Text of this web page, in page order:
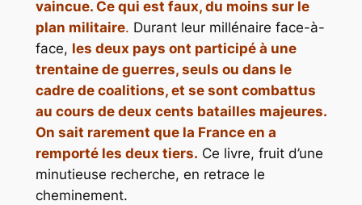
vaincue. Ce qui est faux, du moins sur le
plan militaire. Durant leur millénaire face-à-
face, les deux pays ont participé à une
trentaine de guerres, seuls ou dans le
cadre de coalitions, et se sont combattus
au cours de deux cents batailles majeures.
On sait rarement que la France en a
remporté les deux tiers. Ce livre, fruit d’une
minutieuse recherche, en retrace le
cheminement.